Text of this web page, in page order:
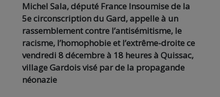
Michel Sala, député France Insoumise de la
5e circonscription du Gard, appelle à un
rassemblement contre l’antisémitisme, le
racisme, l’homophobie et l’extrême-droite ce
vendredi 8 décembre à 18 heures à Quissac,
village Gardois visé par de la propagande
néonazie